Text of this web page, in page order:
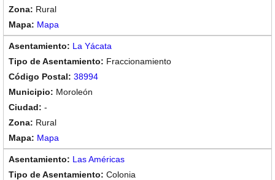
Rural
Mapa
La Yácata
Fraccionamiento
38994
Moroleón
-
Rural
Mapa
Las Américas
Colonia